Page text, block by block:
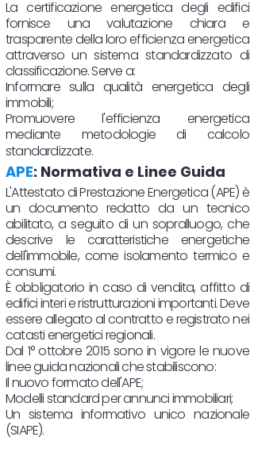
La certificazione energetica degli edifici
fornisce una valutazione chiara e
trasparente della loro efficienza energetica
attraverso un sistema standardizzato di
classificazione. Serve a:
Informare sulla qualità energetica degli
immobili;
Promuovere l'efficienza energetica
mediante metodologie di calcolo
standardizzate.
APE: Normativa e Linee Guida
L'Attestato di Prestazione Energetica (APE) è
un documento redatto da un tecnico
abilitato, a seguito di un sopralluogo, che
descrive le caratteristiche energetiche
dell'immobile, come isolamento termico e
consumi.
È obbligatorio in caso di vendita, affitto di
edifici interi e ristrutturazioni importanti. Deve
essere allegato al contratto e registrato nei
catasti energetici regionali.
Dal 1° ottobre 2015 sono in vigore le nuove
linee guida nazionali che stabiliscono:
Il nuovo formato dell'APE;
Modelli standard per annunci immobiliari;
Un sistema informativo unico nazionale
(SIAPE).